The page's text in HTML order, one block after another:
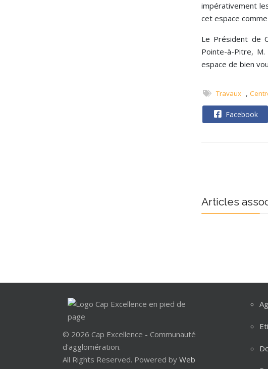
impérativement
cet espace
Le Président de
Pointe-à-Pitre,
espace de bien
Travaux ,
Facebook
Articles
© 2026 Cap Excellence - Communauté
d'agglomération.
All Rights Reserved. Powered by Web